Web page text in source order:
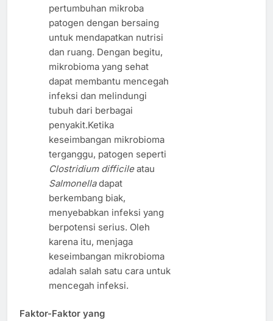
pertumbuhan mikroba
patogen dengan bersaing
untuk mendapatkan nutrisi
dan ruang. Dengan begitu,
mikrobioma yang sehat
dapat membantu mencegah
infeksi dan melindungi
tubuh dari berbagai
penyakit.Ketika
keseimbangan mikrobioma
terganggu, patogen seperti
Clostridium difficileatau
Salmonelladapat
berkembang biak,
menyebabkan infeksi yang
berpotensi serius. Oleh
karena itu, menjaga
keseimbangan mikrobioma
adalah salah satu cara untuk
mencegah infeksi.
Faktor-Faktor yang